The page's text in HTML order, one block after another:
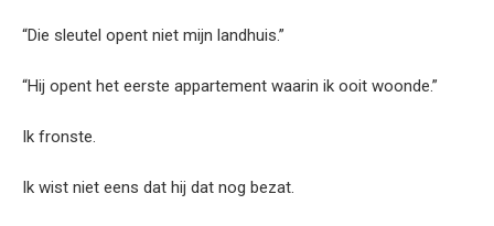
“Die sleutel opent niet mijn landhuis.”
“Hij opent het eerste appartement waarin ik ooit woonde.”
Ik fronste.
Ik wist niet eens dat hij dat nog bezat.